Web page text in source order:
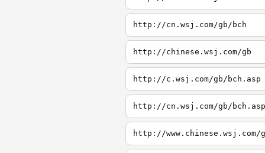
http://cn.wsj.com/gb/bch
http://chinese.wsj.com/gb
http://c.wsj.com/gb/bch.asp
http://cn.wsj.com/gb/bch.asp
http://www.chinese.wsj.com/